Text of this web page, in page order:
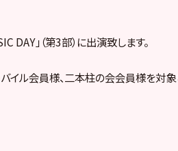
」（第3部）に出演致します。
イル会員様、二本柱の会会員様を対象